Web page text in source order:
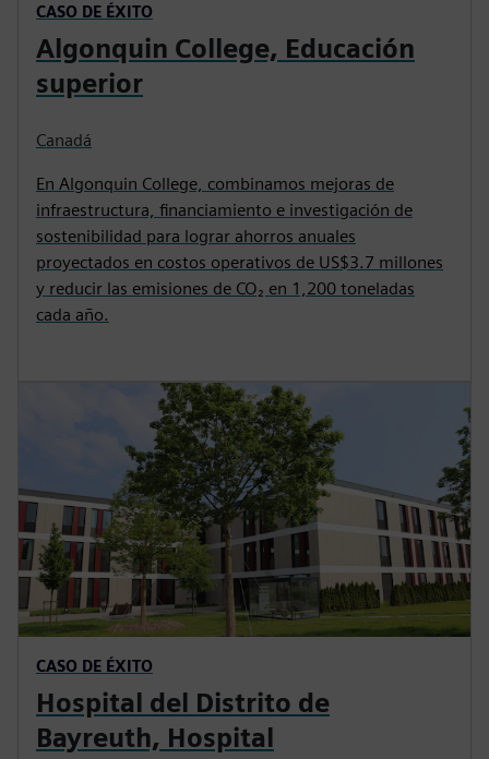
CASO DE ÉXITO
Algonquin College, Educación
superior
Canadá
En Algonquin College, combinamos mejoras de
infraestructura, financiamiento e investigación de
sostenibilidad para lograr ahorros anuales
proyectados en costos operativos de US$3.7 millones
y reducir las emisiones de CO₂ en 1,200 toneladas
cada año.
CASO DE ÉXITO
Hospital del Distrito de
Bayreuth, Hospital